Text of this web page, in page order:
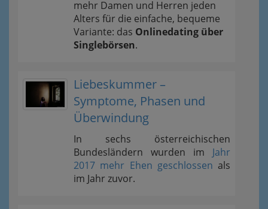
mehr Damen und Herren jeden
Alters für die einfache, bequeme
Variante: das Onlinedating über
Singlebörsen.
Liebeskummer –
Symptome, Phasen und
Überwindung
In sechs österreichischen
Bundesländern wurden im Jahr
2017 mehr Ehen geschlossen als
im Jahr zuvor.